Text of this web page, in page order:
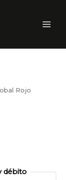
Rojo
débito